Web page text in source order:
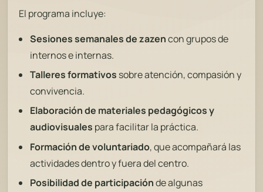
El programa incluye:
Sesiones semanales de zazencon grupos de
internos e internas.
Talleres formativos sobre atención, compasión y
convivencia.
Elaboración de materiales pedagógicos y
audiovisuales para facilitar la práctica.
Formación de voluntariado, que acompañará las
actividades dentro y fuera del centro.
Posibilidad de participaciónde algunas